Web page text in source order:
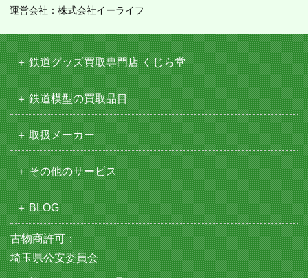
運営会社：株式会社イーライフ
鉄道グッズ買取専門店 くじら堂
鉄道模型の買取品目
取扱メーカー
その他のサービス
BLOG
古物商許可：
埼玉県公安委員会